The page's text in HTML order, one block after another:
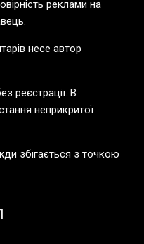
реклами на
несе автор
реєстрації. В
неприкритої
збігається з точкою